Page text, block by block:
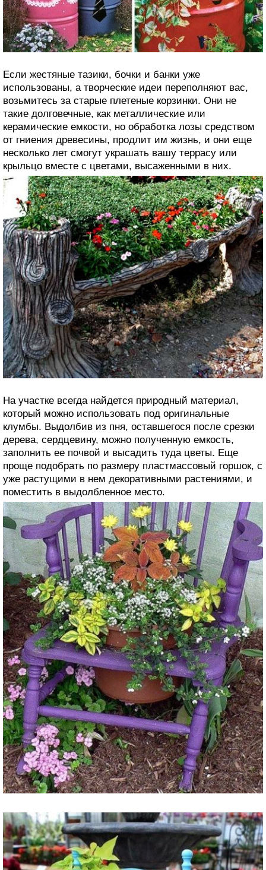
Если жестяные тазики, бочки и банки уже
использованы, а творческие идеи переполняют вас,
возьмитесь за старые плетеные корзинки. Они не
такие долговечные, как металлические или
керамические емкости, но обработка лозы средством
от гниения древесины, продлит им жизнь, и они еще
несколько лет смогут украшать вашу террасу или
крыльцо вместе с цветами, высаженными в них.
На участке всегда найдется природный материал,
который можно использовать под оригинальные
клумбы. Выдолбив из пня, оставшегося после срезки
дерева, сердцевину, можно полученную емкость,
заполнить ее почвой и высадить туда цветы. Еще
проще подобрать по размеру пластмассовый горшок, с
уже растущими в нем декоративными растениями, и
поместить в выдолбленное место.